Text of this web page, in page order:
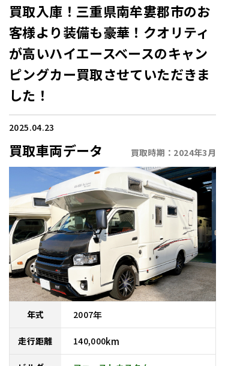
買取入庫！三重県南牟婁郡市のお
客様より装備も豪華！クオリティ
が高いハイエースベースのキャン
ピングカー買取させていただきま
した！
2025.04.23
買取車両データ 買取時期： 2024年3月
年式 2007年
走行距離 140,000km